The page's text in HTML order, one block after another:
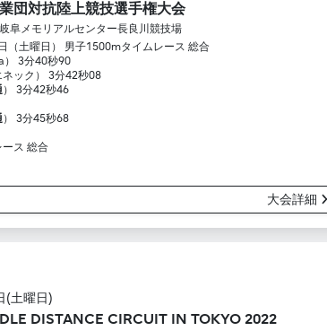
団対抗陸上競技選手権大会
阜メモリアルセンター長良川競技場
土曜日） 男子1500mタイムレース 総合
） 3分40秒90
ック） 3分42秒08
） 3分42秒46
） 3分45秒68
ス 総合
大会詳細
(土曜日)
DISTANCE CIRCUIT IN TOKYO 2022